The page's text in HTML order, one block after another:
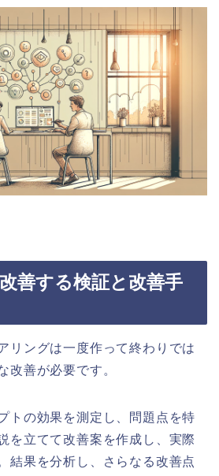
善する検証と改善手
リングは一度作って終わりでは
改善が必要です。
トの効果を測定し、問題点を特
を立てて改善案を作成し、実際
結果を分析し、さらなる改善点